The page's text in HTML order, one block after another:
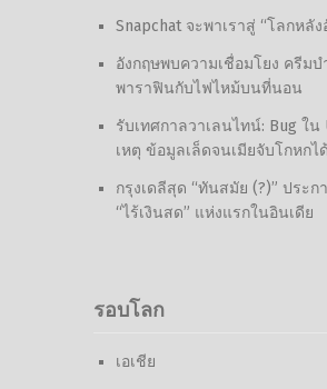
Snapchat จะพาเราสู่ “โลกหลัง
อังกฤษพบความเชื่อมโยง ครีมบ
พาราฟินกับไฟไหม้บนที่นอน
รับเทศกาลวาเลนไทน์: Bug ใน
เหตุ ข้อมูลเล็ดจนเมียจับโกหกได้
กรุงเดลีสุด “ทันสมัย (?)” ประ
“ไร้เงินสด” แห่งแรกในอินเดีย
รอบโลก
เอเชีย